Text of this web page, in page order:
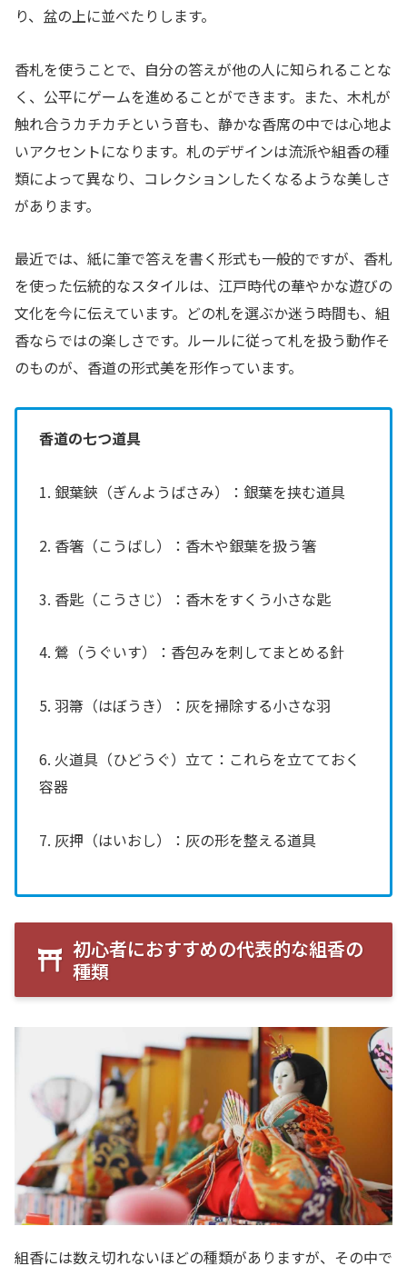
り、盆の上に並べたりします。
香札を使うことで、自分の答えが他の人に知られることな
く、公平にゲームを進めることができます。また、木札が
触れ合うカチカチという音も、静かな香席の中では心地よ
いアクセントになります。札のデザインは流派や組香の種
類によって異なり、コレクションしたくなるような美しさ
があります。
最近では、紙に筆で答えを書く形式も一般的ですが、香札
を使った伝統的なスタイルは、江戸時代の華やかな遊びの
文化を今に伝えています。どの札を選ぶか迷う時間も、組
香ならではの楽しさです。ルールに従って札を扱う動作そ
のものが、香道の形式美を形作っています。
香道の七つ道具
1. 銀葉鋏（ぎんようばさみ）：銀葉を挟む道具
2. 香箸（こうばし）：香木や銀葉を扱う箸
3. 香匙（こうさじ）：香木をすくう小さな匙
4. 鶯（うぐいす）：香包みを刺してまとめる針
5. 羽箒（はぼうき）：灰を掃除する小さな羽
6. 火道具（ひどうぐ）立て：これらを立てておく
容器
7. 灰押（はいおし）：灰の形を整える道具
初心者におすすめの代表的な組香の
種類
組香には数え切れないほどの種類がありますが、その中で